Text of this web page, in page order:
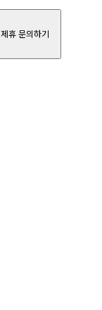
제휴 문의하기